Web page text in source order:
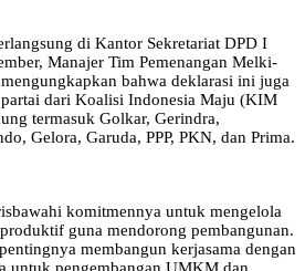
di Kantor Sekretariat DPD I
Manajer Tim Pemenangan Melki-
bahwa deklarasi ini juga
dari Koalisi Indonesia Maju (KIM
termasuk Golkar, Gerindra,
Gelora, Garuda, PPP, PKN, dan Prima.
komitmennya untuk mengelola
guna mendorong pembangunan.
membangun kerjasama dengan